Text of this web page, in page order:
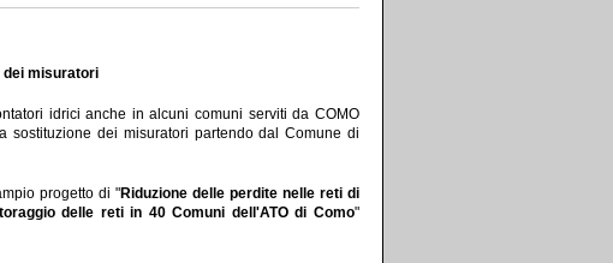
dei misuratori
idrici anche in alcuni comuni serviti da COMO
sostituzione dei misuratori partendo dal Comune di
progetto di "Riduzione delle perdite nelle reti di
delle reti in 40 Comuni dell'ATO di Como"